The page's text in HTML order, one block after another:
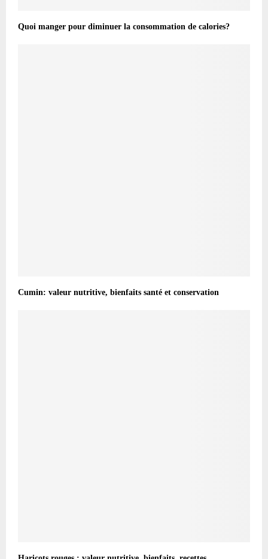
Quoi manger pour diminuer la consommation de calories?
Cumin: valeur nutritive, bienfaits santé et conservation